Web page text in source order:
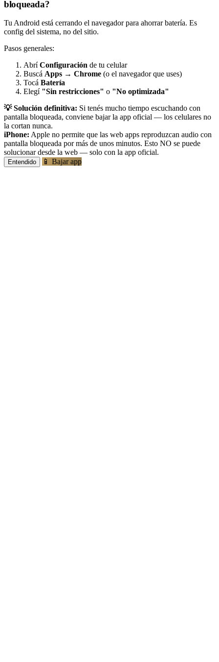
bloqueada?
Tu Android está cerrando el navegador para ahorrar batería. Es
config del sistema, no del sitio.
Pasos generales:
AbríConfiguración de tu celular
Buscá Apps → Chrome (o el navegador que uses)
Tocá Batería
Elegí "Sin restricciones" o "No optimizada"
💡 Solución definitiva: Si tenés mucho tiempo escuchando con
pantalla bloqueada, conviene bajar la app oficial — los celulares no
la cortan nunca.
iPhone: Apple no permite que las web apps reproduzcan audio con
pantalla bloqueada por más de unos minutos. Esto NO se puede
solucionar desde la web — solo con la app oficial.
Entendido 📱 Bajar app